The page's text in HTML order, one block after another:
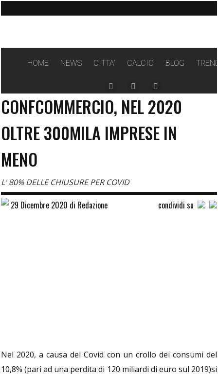
HOME NEWS CITTA’ CALCIO BLOG
Facebook
page
opens
in
new
Instagram
page
opens
in
new
Twitter
page
opens
in
new
CONFCOMMERCIO, NEL 2020
OLTRE 300MILA IMPRESE IN
MENO
L' 80% DELLE CHIUSURE PER COVID
29 Dicembre 2020 di Redazione condividi su
Nel 2020, a causa del Covid con un crollo dei consumi del
10,8% (pari ad una perdita di 120 miliardi di euro sul 2019)si